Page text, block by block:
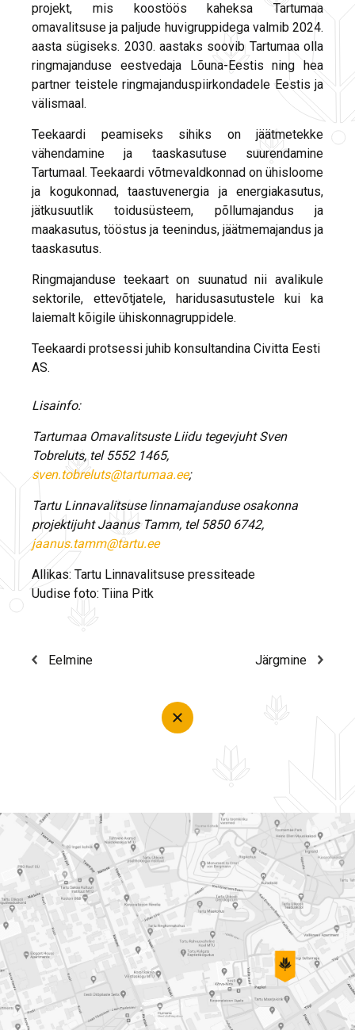
projekt, mis koostöös kaheksa Tartumaa
omavalitsuse ja paljude huvigruppidega valmib 2024.
aasta sügiseks. 2030. aastaks soovib Tartumaa olla
ringmajanduse eestvedaja Lõuna-Eestis ning hea
partner teistele ringmajanduspiirkondadele Eestis ja
välismaal.
Teekaardi peamiseks sihiks on jäätmetekke
vähendamine ja taaskasutuse suurendamine
Tartumaal. Teekaardi võtmevaldkonnad on ühisloome
ja kogukonnad, taastuvenergia ja energiakasutus,
jätkusuutlik toidusüsteem, põllumajandus ja
maakasutus, tööstus ja teenindus, jäätmemajandus ja
taaskasutus.
Ringmajanduse teekaart on suunatud nii avalikule
sektorile, ettevõtjatele, haridusasutustele kui ka
laiemalt kõigile ühiskonnagruppidele.
Teekaardi protsessi juhib konsultandina Civitta Eesti
AS.
Lisainfo:
Tartumaa Omavalitsuste Liidu tegevjuht Sven
Tobreluts, tel 5552 1465,
sven.tobreluts@tartumaa.ee;
Tartu Linnavalitsuse linnamajanduse osakonna
projektijuht Jaanus Tamm, tel 5850 6742,
jaanus.tamm@tartu.ee
Allikas: Tartu Linnavalitsuse pressiteade
Uudise foto: Tiina Pitk
Eelmine Järgmine